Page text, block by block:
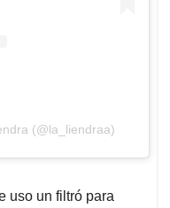
(@la_liendraa)
uso un filtró para